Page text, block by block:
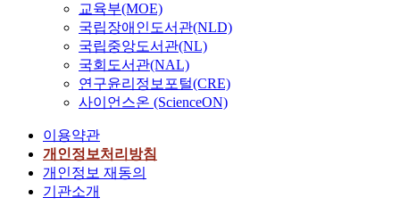
교육부(MOE)
국립장애인도서관(NLD)
국립중앙도서관(NL)
국회도서관(NAL)
연구윤리정보포털(CRE)
사이언스온 (ScienceON)
이용약관
개인정보처리방침
개인정보 재동의
기관소개